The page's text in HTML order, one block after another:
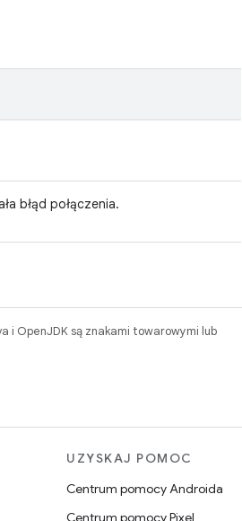
błąd połączenia.
i OpenJDK są znakami towarowymi lub
UZYSKAJ POMOC
Centrum pomocy Androida
Centrum pomocy Pixel